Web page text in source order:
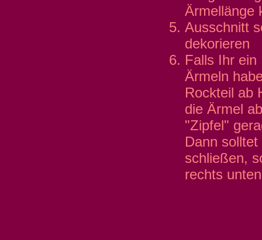
Ärmellänge
Ausschnitt
dekorieren
Falls Ihr ein
Ärmeln
Rockteil ab
die Ärmel
"Zipfel"
Dann
schließen,
rechts